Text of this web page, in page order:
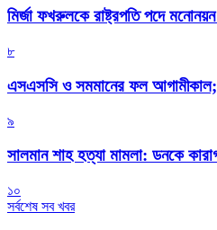
মির্জা ফখরুলকে রাষ্ট্রপতি পদে
৮
এসএসসি ও সমমানের ফল আগামীকাল;
৯
সালমান শাহ হত্যা মামলা: ডনকে
১০
সর্বশেষ সব খবর